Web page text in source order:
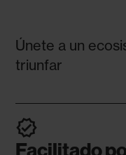
Únete a un
triunfar
verified
Facilitado